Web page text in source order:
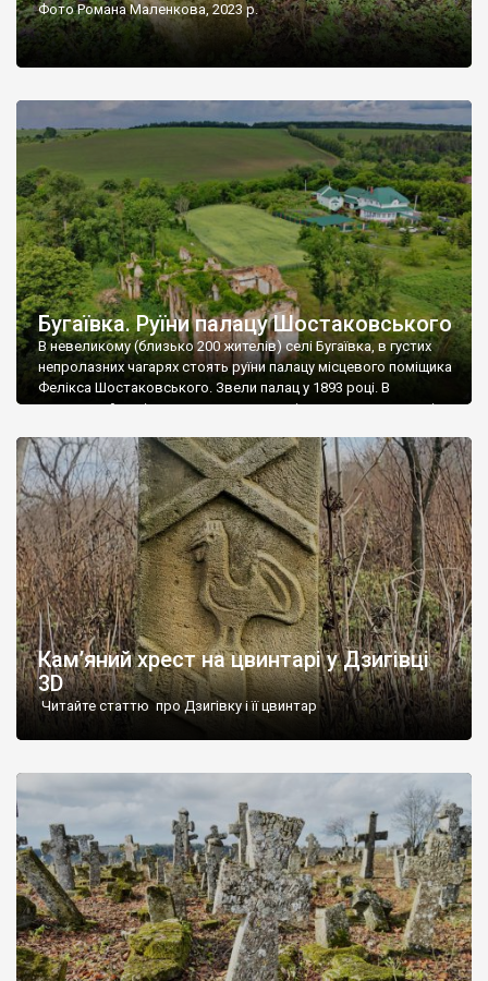
Фото Романа Маленкова, 2023 р.
Бугаївка. Руїни палацу Шостаковського
В невеликому (близько 200 жителів) селі Бугаївка, в густих
непролазних чагарях стоять руїни палацу місцевого поміщика
Фелікса Шостаковського. Звели палац у 1893 році. В
радянський період у ньому спочатку містилася школа, потім
століття тут розмістили туберкульозну лікарню. Коли із
палацу виїхала лікарня – ми точно не […]
Кам’яний хрест на цвинтарі у Дзигівці
3D
Читайте статтю про Дзигівку і її цвинтар